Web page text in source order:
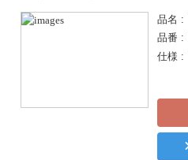
品名
品番
仕様